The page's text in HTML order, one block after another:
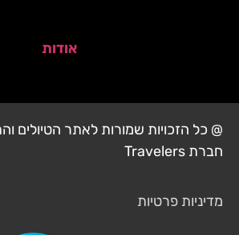
אודות
@ כל הזכויות שמורות לאתר הטיולים
חברת Travelers
מדיניות פרטיות